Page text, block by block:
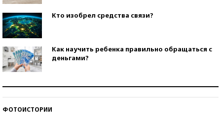
Кто изобрел средства связи?
Как научить ребенка правильно обращаться с
деньгами?
ФОТОИСТОРИИ